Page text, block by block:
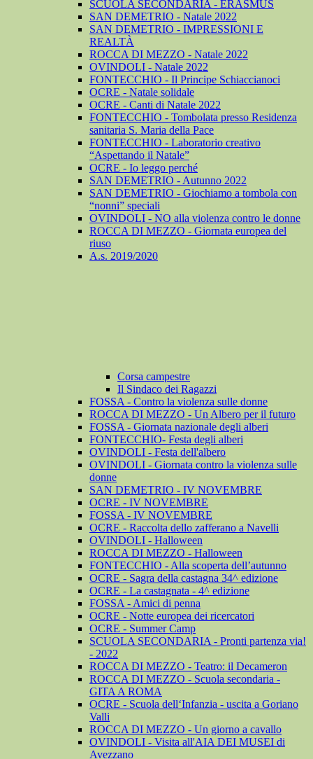
SCUOLA SECONDARIA - ERASMUS
SAN DEMETRIO - Natale 2022
SAN DEMETRIO - IMPRESSIONI E
REALTÀ
ROCCA DI MEZZO - Natale 2022
OVINDOLI - Natale 2022
FONTECCHIO - Il Principe Schiaccianoci
OCRE - Natale solidale
OCRE - Canti di Natale 2022
FONTECCHIO - Tombolata presso Residenza
sanitaria S. Maria della Pace
FONTECCHIO - Laboratorio creativo
“Aspettando il Natale”
OCRE - Io leggo perché
SAN DEMETRIO - Autunno 2022
SAN DEMETRIO - Giochiamo a tombola con
“nonni” speciali
OVINDOLI - NO alla violenza contro le donne
ROCCA DI MEZZO - Giornata europea del
riuso
A.s. 2019/2020
Corsa campestre
Il Sindaco dei Ragazzi
FOSSA - Contro la violenza sulle donne
ROCCA DI MEZZO - Un Albero per il futuro
FOSSA - Giornata nazionale degli alberi
FONTECCHIO- Festa degli alberi
OVINDOLI - Festa dell'albero
OVINDOLI - Giornata contro la violenza sulle
donne
SAN DEMETRIO - IV NOVEMBRE
OCRE - IV NOVEMBRE
FOSSA - IV NOVEMBRE
OCRE - Raccolta dello zafferano a Navelli
OVINDOLI - Halloween
ROCCA DI MEZZO - Halloween
FONTECCHIO - Alla scoperta dell’autunno
OCRE - Sagra della castagna 34^ edizione
OCRE - La castagnata - 4^ edizione
FOSSA - Amici di penna
OCRE - Notte europea dei ricercatori
OCRE - Summer Camp
SCUOLA SECONDARIA - Pronti partenza via!
- 2022
ROCCA DI MEZZO - Teatro: il Decameron
ROCCA DI MEZZO - Scuola secondaria -
GITA A ROMA
OCRE - Scuola dell‘Infanzia - uscita a Goriano
Valli
ROCCA DI MEZZO - Un giorno a cavallo
OVINDOLI - Visita all'AIA DEI MUSEI di
Avezzano